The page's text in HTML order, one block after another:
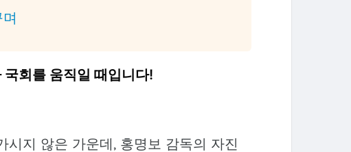
회를 움직일 때입니다!
지 않은 가운데, 홍명보 감독의 자진